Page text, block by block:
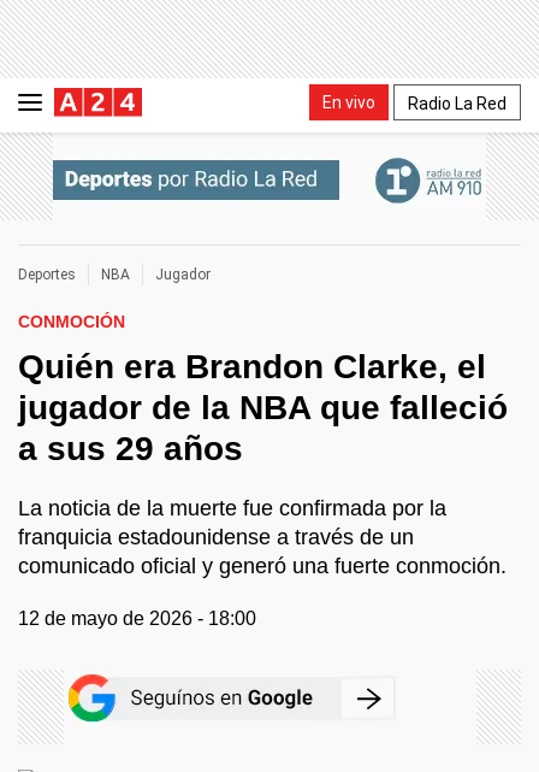
En vivo Radio La Red
Deportes NBA Jugador
CONMOCIÓN
Quién era Brandon Clarke, el
jugador de la NBA que falleció
a sus 29 años
La noticia de la muerte fue confirmada por la
franquicia estadounidense a través de un
comunicado oficial y generó una fuerte conmoción.
12 de mayo de 2026 - 18:00